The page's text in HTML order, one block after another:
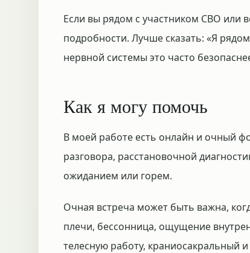
Если вы рядом с участником СВО или
подробности. Лучше сказать: «Я
нервной системы это часто
Как я могу помочь
В моей работе есть онлайн и очный
разговора, расстановочной
ожиданием или горем.
Очная встреча может быть важна,
плечи, бессонница, ощущение
телесную работу, краниосакральный